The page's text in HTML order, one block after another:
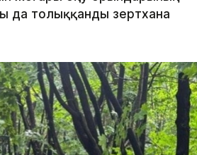
да толыққанды зертхана